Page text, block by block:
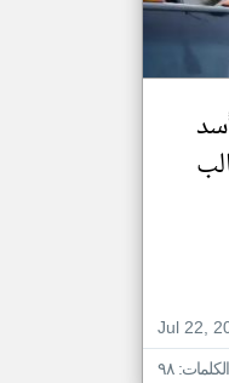
Jul 22,
٩٨